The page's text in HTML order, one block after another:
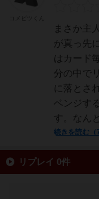
まさか主
が真っ先
はカード
分の中で
に落とさ
ベンジす
す。なん
続きを読む（
リプレイ 0件